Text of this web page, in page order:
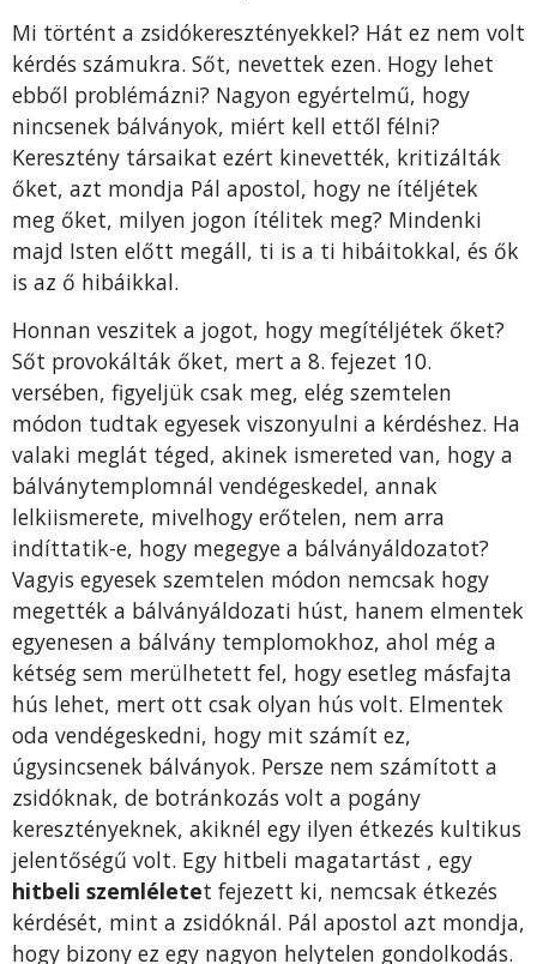
Mi történt a zsidókeresztényekkel? Hát ez nem volt
kérdés számukra. Sőt, nevettek ezen. Hogy lehet
ebből problémázni? Nagyon egyértelmű, hogy
nincsenek bálványok, miért kell ettől félni?
Keresztény társaikat ezért kinevették, kritizálták
őket, azt mondja Pál apostol, hogy ne ítéljétek
meg őket, milyen jogon ítélitek meg? Mindenki
majd Isten előtt megáll, ti is a ti hibáitokkal, és ők
is az ő hibáikkal.
Honnan veszitek a jogot, hogy megítéljétek őket?
Sőt provokálták őket, mert a 8. fejezet 10.
versében, figyeljük csak meg, elég szemtelen
módon tudtak egyesek viszonyulni a kérdéshez. Ha
valaki meglát téged, akinek ismereted van, hogy a
bálványtemplomnál vendégeskedel, annak
lelkiismerete, mivelhogy erőtelen, nem arra
indíttatik-e, hogy megegye a bálványáldozatot?
Vagyis egyesek szemtelen módon nemcsak hogy
megették a bálványáldozati húst, hanem elmentek
egyenesen a bálvány templomokhoz, ahol még a
kétség sem merülhetett fel, hogy esetleg másfajta
hús lehet, mert ott csak olyan hús volt. Elmentek
oda vendégeskedni, hogy mit számít ez,
úgysincsenek bálványok. Persze nem számított a
zsidóknak, de botránkozás volt a pogány
keresztényeknek, akiknél egy ilyen étkezés kultikus
jelentőségű volt. Egy hitbeli magatartást , egy
hitbeli szemléletet fejezett ki, nemcsak étkezés
kérdését, mint a zsidóknál. Pál apostol azt mondja,
hogy bizony ez egy nagyon helytelen gondolkodás.